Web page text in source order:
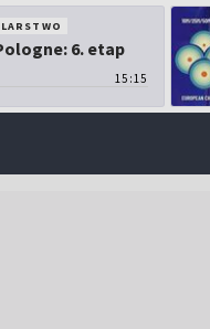
6. etap
15:15